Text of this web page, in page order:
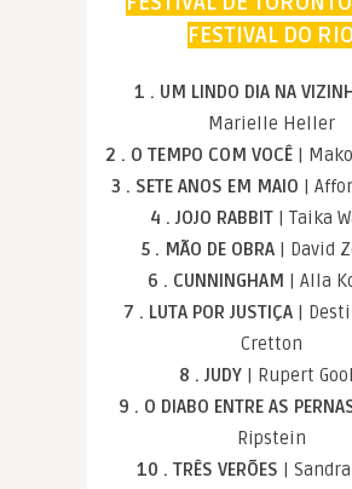
FESTIVAL DO RIO
1 . UM LINDO DIA NA
Marielle Heller
2 . O TEMPO COM VOCÊ |
3 . SETE ANOS EM MAIO |
4 . JOJO RABBIT | Taika
5 . MÃO DE OBRA | David
6 . CUNNINGHAM | Alla
7 . LUTA POR JUSTIÇA |
Cretton
8 . JUDY | Rupert
9 . O DIABO ENTRE AS
Ripstein
10 . TRÊS VERÕES |